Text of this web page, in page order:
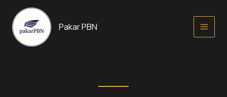
konten
Pakar PBN